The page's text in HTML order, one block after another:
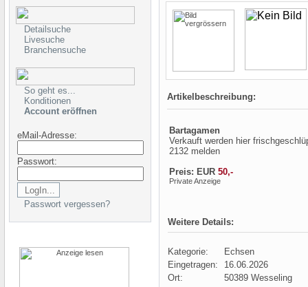
Detailsuche
Livesuche
Branchensuche
So geht es...
Konditionen
Account eröffnen
eMail-Adresse:
Passwort:
Passwort vergessen?
Artikelbeschreibung:
Bartagamen
Verkauft werden hier
2132 melden
Preis: EUR 50,-
Private Anzeige
Weitere Details:
Kategorie:
Echsen
Eingetragen:
16.06.2026
Ort:
50389 Wesseling